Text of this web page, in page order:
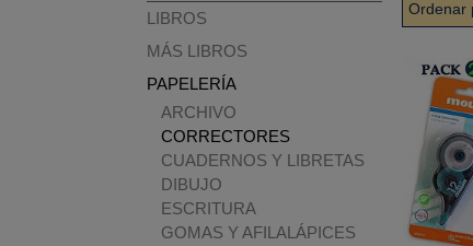
LIBROS
MÁS LIBROS
PAPELERÍA
ARCHIVO
CORRECTORES
CUADERNOS Y LIBRETAS
DIBUJO
ESCRITURA
GOMAS Y AFILALÁPICES
Ordenar